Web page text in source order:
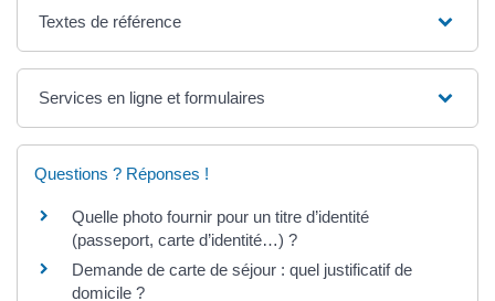
Textes de référence
Services en ligne et formulaires
Questions ? Réponses !
Quelle photo fournir pour un titre d’identité
(passeport, carte d’identité…) ?
Demande de carte de séjour : quel justificatif de
domicile ?